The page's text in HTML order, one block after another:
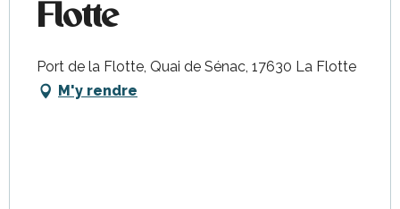
Flotte
Port de la Flotte, Quai de Sénac, 17630 La Flotte
M'y rendre